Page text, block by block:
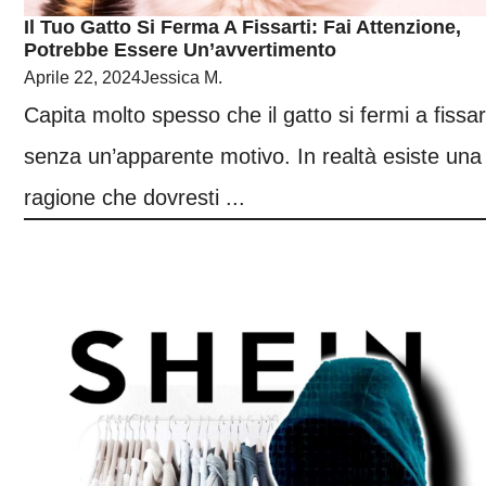
Il Tuo Gatto Si Ferma A Fissarti: Fai Attenzione,
Potrebbe Essere Un’avvertimento
Aprile 22, 2024Jessica M.
Capita molto spesso che il gatto si fermi a
senza un’apparente motivo. In realtà esiste una
ragione che dovresti ...